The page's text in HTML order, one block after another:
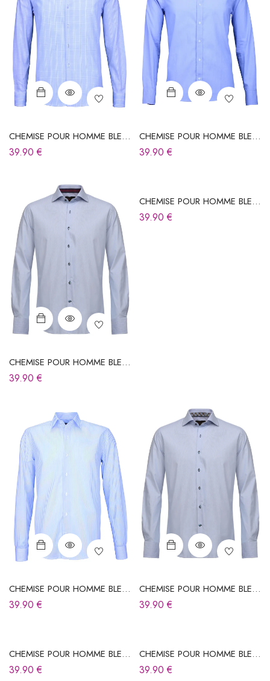
CHEMISE POUR HOMME BLEU
CIEL À CARREAUX
39.90€
CHEMISE POUR HOMME BLEU
CIEL À RAYURES
39.90€
CHEMISE POUR HOMME BLEU
CIEL À RAYURES
39.90€
CHEMISE POUR HOMME BLEU
CIEL À RAYURES
39.90€
CHEMISE POUR HOMME BLEU
CIEL À RAYURES
39.90€
CHEMISE POUR HOMME BLEU
CIEL À RAYURES
39.90€
CHEMISE POUR HOMME BLEU
CIEL À RAYURES
39.90€
CHEMISE POUR HOMME BLEU
CIEL À RAYURES
39.90€